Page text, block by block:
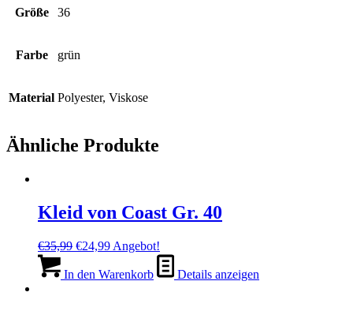
Größe 36
Farbe grün
Material Polyester, Viskose
Ähnliche Produkte
Kleid von Coast Gr. 40
€35,99 Ursprünglicher
war:
€24,99Aktueller
ist:
Angebot!
In den Warenkorb Details anzeigen